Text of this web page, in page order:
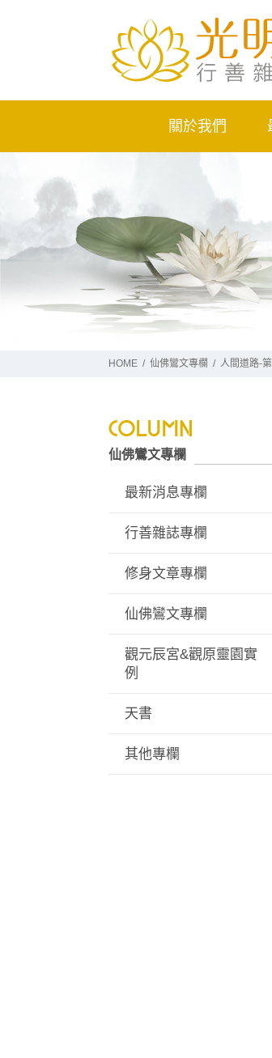
關於我們
HOME 仙佛鸞文專欄 人間道路-
仙佛鸞文專欄
最新消息專欄
行善雜誌專欄
修身文章專欄
仙佛鸞文專欄
觀元辰宮&觀原靈園實
例
天書
其他專欄